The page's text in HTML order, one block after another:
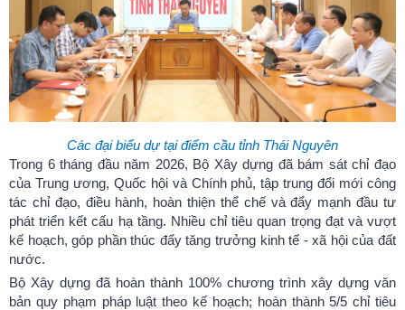
Các đại biểu dự tại điểm cầu tỉnh Thái Nguyên
Trong 6 tháng đầu năm 2026, Bộ Xây dựng đã bám sát chỉ đạo
của Trung ương, Quốc hội và Chính phủ, tập trung đổi mới công
tác chỉ đạo, điều hành, hoàn thiện thể chế và đẩy mạnh đầu tư
phát triển kết cấu hạ tầng. Nhiều chỉ tiêu quan trọng đạt và vượt
kế hoạch, góp phần thúc đẩy tăng trưởng kinh tế - xã hội của đất
nước.
Bộ Xây dựng đã hoàn thành 100% chương trình xây dựng văn
bản quy phạm pháp luật theo kế hoạch; hoàn thành 5/5 chỉ tiêu